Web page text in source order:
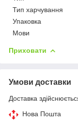
Тип харчування
Упаковка
Мови
Приховати
Умови доставки
Доставка
Нова Пошта